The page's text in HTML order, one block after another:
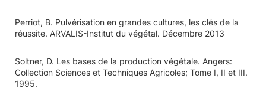
Perriot, B. Pulvérisation en grandes cultures, les clés de la
réussite. ARVALIS-Institut du végétal. Décembre 2013
Soltner, D. Les bases de la production végétale. Angers:
Collection Sciences et Techniques Agricoles; Tome I, II et III.
1995.